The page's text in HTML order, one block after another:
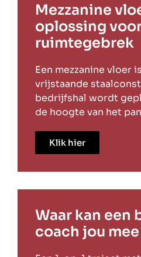
Mezzanine
oplossing
ruimtegebrek
Een mezzanine vloer
vrijstaande
bedrijfshal wordt
de hoogte van het
Klik hier
Waar kan een
coach jou